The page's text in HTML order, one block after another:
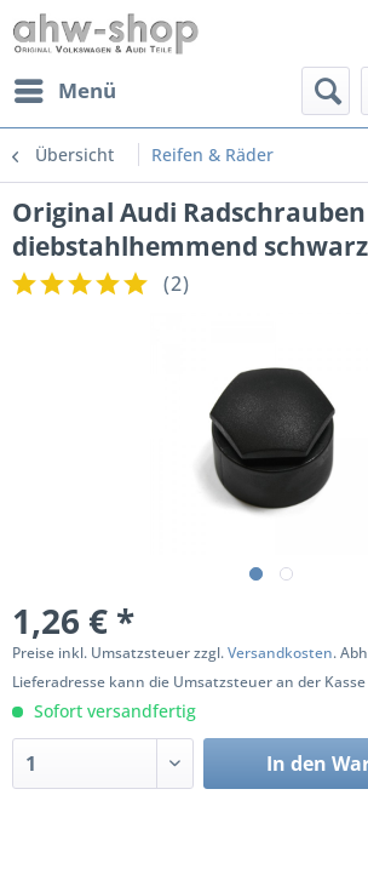
Menü
Übersicht Reifen & Räder
Original Audi
diebstahlhemmend schwarz
(2)
1,26 € *
Preise inkl. Umsatzsteuer zzgl.Versandkosten.
Lieferadresse kann die Umsatzsteuer an der
Sofort versandfertig
In den